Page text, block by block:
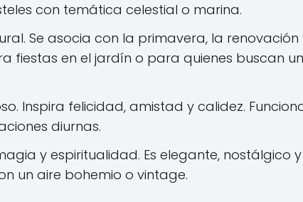
con temática celestial o marina.
Se asocia con la primavera, la renovación
fiestas en el jardín o para quienes buscan
Inspira felicidad, amistad y calidez.
diurnas.
y espiritualidad. Es elegante, nostálgico
un aire bohemio o vintage.